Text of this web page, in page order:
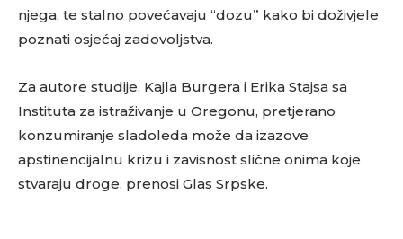
njega, te stalno povećavaju “dozu” kako bi doživjele
poznati osjećaj zadovoljstva.
Za autore studije, Kajla Burgera i Erika Stajsa sa
Instituta za istraživanje u Oregonu, pretjerano
konzumiranje sladoleda može da izazove
apstinencijalnu krizu i zavisnost slične onima koje
stvaraju droge, prenosi Glas Srpske.